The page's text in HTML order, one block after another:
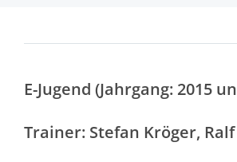
E-Jugend (Jahrgang: 2015
Trainer: Stefan Kröger,